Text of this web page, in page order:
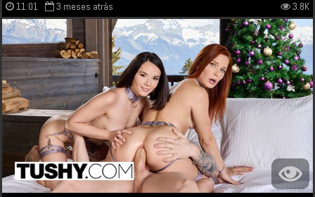
11:01 3 meses atrás 3.8K